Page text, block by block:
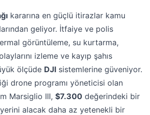
kararına en güçlü itirazlar kamu
geliyor. İtfaiye ve polis
görüntüleme, su kurtarma,
izleme ve kayıp şahıs
ölçüde DJI sistemlerine güveniyor.
drone programı yöneticisi olan
Marsiglio III, $7.300 değerindeki bir
alacak daha az yetenekli bir